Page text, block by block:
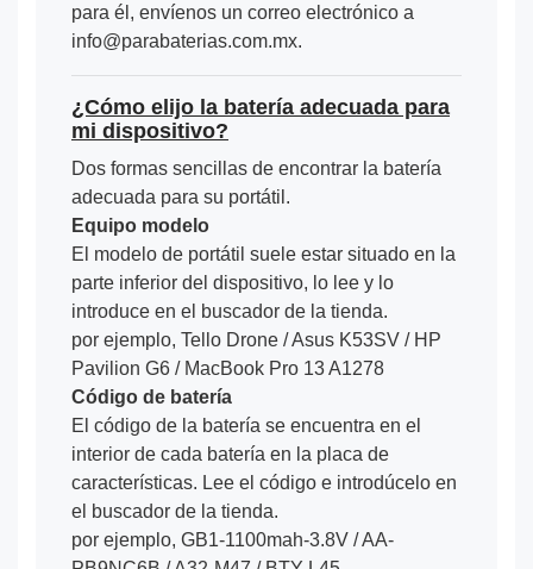
para él, envíenos un correo electrónico a
info@parabaterias.com.mx.
¿Cómo elijo la batería adecuada para
mi dispositivo?
Dos formas sencillas de encontrar la batería
adecuada para su portátil.
Equipo modelo
El modelo de portátil suele estar situado en la
parte inferior del dispositivo, lo lee y lo
introduce en el buscador de la tienda.
por ejemplo, Tello Drone / Asus K53SV / HP
Pavilion G6 / MacBook Pro 13 A1278
Código de batería
El código de la batería se encuentra en el
interior de cada batería en la placa de
características. Lee el código e introdúcelo en
el buscador de la tienda.
por ejemplo, GB1-1100mah-3.8V / AA-